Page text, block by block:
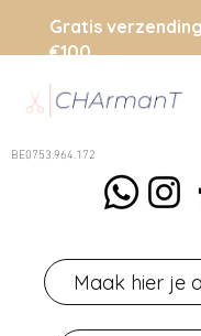
BE0753.964.172
Maak hier je
Gratis
€100